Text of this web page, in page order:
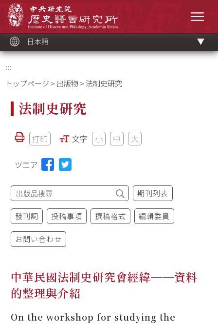
ッ
ク
日本語
:::
トップページ > 出版物 > 法制史研究
法制史研究
打印 文字 小 中 大
ツエア
期刊列表
發刊詞 投稿事項 撰稿格式 編輯委員
お問い合わせ
中華民國法制史研究會經緯──資料
的整理與介紹
On the workshop for studying the